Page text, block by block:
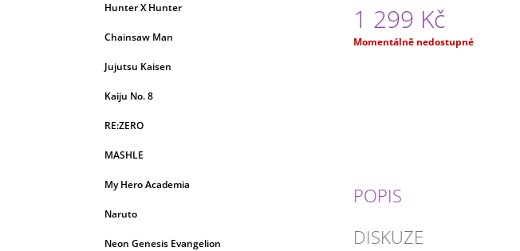
Hunter X Hunter
Chainsaw Man
Jujutsu Kaisen
Kaiju No. 8
RE:ZERO
MASHLE
My Hero Academia
Naruto
Neon Genesis Evangelion
1 299 Kč
Měrná
Momentálně nedostupné
POPIS
DISKUZE